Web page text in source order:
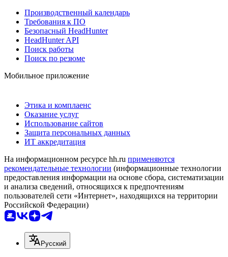
Производственный календарь
Требования к ПО
Безопасный HeadHunter
HeadHunter API
Поиск работы
Поиск по резюме
Мобильное приложение
Этика и комплаенс
Оказание услуг
Использование сайтов
Защита персональных данных
ИТ аккредитация
На информационном ресурсе hh.ru применяются
рекомендательные технологии (информационные технологии
предоставления информации на основе сбора, систематизации
и анализа сведений, относящихся к предпочтениям
пользователей сети «Интернет», находящихся на территории
Российской Федерации)
Русский